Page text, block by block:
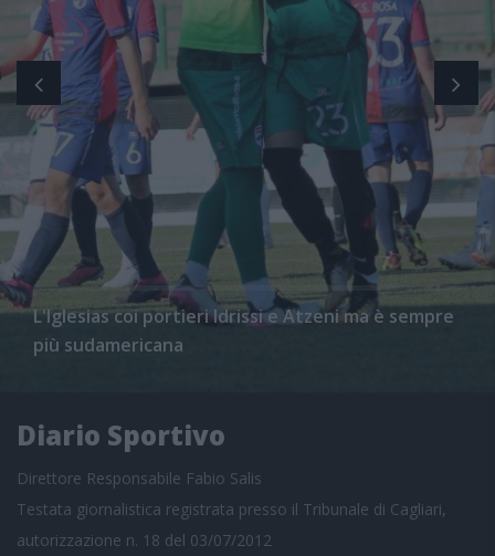
L'Iglesias coi portieri Idrissi e Atzeni ma è sempre
più sudamericana
Diario Sportivo
Direttore Responsabile Fabio Salis
Testata giornalistica registrata presso il Tribunale di Cagliari,
autorizzazione n. 18 del 03/07/2012